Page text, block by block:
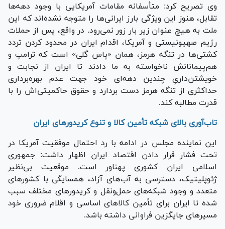
وی تصریح کرد: متأسفانه مقامات آمریکایی با وجود دهه‌ها
تقابل، هنوز این ویژگی بارز ایرانی‌ها را متوجه نشده‌اند که این
ملت به هیچ عنوان زیر بار زور نمی‌رود. در واقع، پس از حملات
رژیم صهیونیستی و آمریکا، اقدام ایران در محدود کردن تردد
کشتی‌ها در تنگه هرمز، همان «پاس گلی» است که ترامپ و
هم‌پیمانانش ناخواسته به ما دادند تا ایران از نجابت و
خویشتن‌داریِ چندین دهه‌ای خود جهت عدم بهره‌برداری
حداکثری از تنگه هرمز دست بردارد و حقوق حاکمیتی‌اش را با
قدرت مطالبه کند.
تاب‌آوری بالای شبکه تأمین کالا و تنوع کریدورهای ایران
این نماینده مجلس در ادامه با رد احتمال موفقیت آمریکا در
تحت فشار قرار دادن اقتصاد ایران اظهار داشت: جمهوری
اسلامی ایران کشوری پهناور است. موقعیت بی‌نظیر
ژئوپلیتیک، دسترسی به آب‌های آزاد، همسایگی با کشورهای
متعدد و وجود شبکه‌های حمل‌ونقل و کریدورهای مختلف سبب
شده تا ایران برای تأمین کالاهای اساسی و اقلام ضروری خود
مسیرهای جایگزین فراوانی داشته باشد.